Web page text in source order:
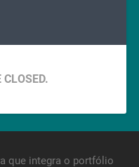
que integra o portfólio